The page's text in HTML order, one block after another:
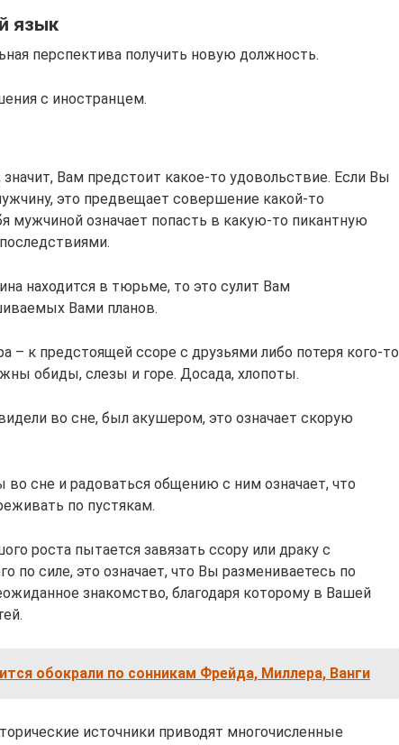
язык
перспектива получить новую должность.
с иностранцем.
Вам предстоит какое-то удовольствие. Если Вы
это предвещает совершение какой-то
мужчиной означает попасть в какую-то пикантную
находится в тюрьме, то это сулит Вам
Вами планов.
– к предстоящей ссоре с друзьями либо потеря кого-то
обиды, слезы и горе. Досада, хлопоты.
во сне, был акушером, это означает скорую
сне и радоваться общению с ним означает, что
по пустякам.
роста пытается завязать ссору или драку с
по силе, это означает, что Вы размениваетесь по
знакомство, благодаря которому в Вашей
обокрали по сонникам Фрейда, Миллера, Ванги
источники приводят многочисленные